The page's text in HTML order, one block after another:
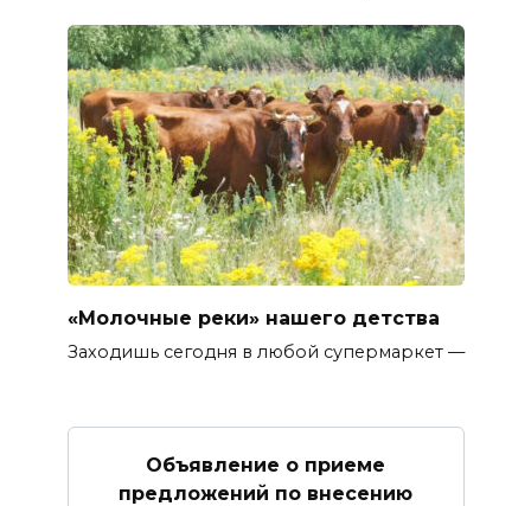
«Молочные реки» нашего детства
Заходишь сегодня в любой супермаркет —
Объявление о приеме
предложений по внесению